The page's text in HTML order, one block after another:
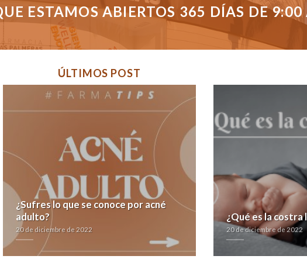
ESTAMOS ABIERTOS 365 DÍAS DE
ÚLTIMOS POST
¿Sufres lo que se conoce por acné
adulto?
20 de diciembre de 2022
¿Qué es la costra
20 de diciembre de 2022